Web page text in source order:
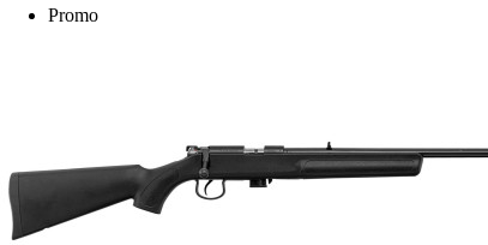
Promo